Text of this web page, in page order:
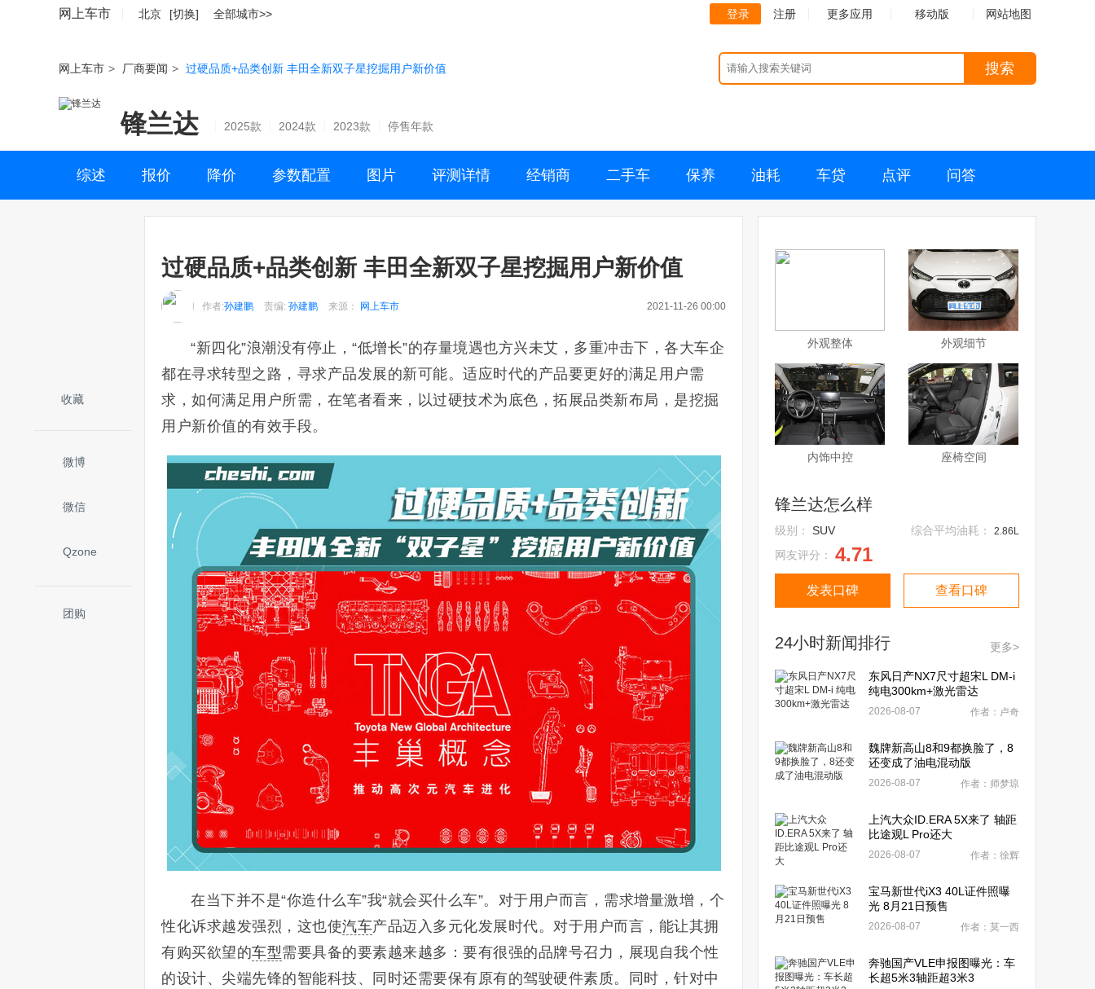
网上车市 北京 [切换] 全部城市>> 登录 注册 更多应用 移动版 网站地图
网上车市 > 厂商要闻 > 过硬品质+品类创新 丰田全新双子星挖掘用户新价值 搜索
锋兰达 2025款 2024款 2023款 停售年款
综述 报价 降价 参数配置 图片 评测详情 经销商 二手车 保养 油耗 车贷 点评 问答
收藏
微博
微信
Qzone
团购
过硬品质+品类创新 丰田全新双子星挖掘用户新价值
作者:孙建鹏 责编: 孙建鹏 来源： 网上车市 2021-11-26 00:00
“新四化”浪潮没有停止，“低增长”的存量境遇也方兴未艾，多重冲击下，各大车企
都在寻求转型之路，寻求产品发展的新可能。适应时代的产品要更好的满足用户需
求，如何满足用户所需，在笔者看来，以过硬技术为底色，拓展品类新布局，是挖掘
用户新价值的有效手段。
在当下并不是“你造什么车”我“就会买什么车”。对于用户而言，需求增量激增，个
性化诉求越发强烈，这也使汽车产品迈入多元化发展时代。对于用户而言，能让其拥
有购买欲望的车型需要具备的要素越来越多：要有很强的品牌号召力，展现自我个性
的设计、尖端先锋的智能科技、同时还需要保有原有的驾驶硬件素质。同时，针对中
外观整体 外观细节
内饰中控 座椅空间
锋兰达怎么样
级别： SUV 综合平均油耗： 2.86L
网友评分： 4.71
发表口碑 查看口碑
24小时新闻排行 更多>
东风日产NX7尺寸超宋L DM-i
纯电300km+激光雷达
2026-08-07 作者：卢奇
魏牌新高山8和9都换脸了，8
还变成了油电混动版
2026-08-07 作者：师梦琼
上汽大众ID.ERA 5X来了 轴距
比途观L Pro还大
2026-08-07 作者：徐辉
宝马新世代iX3 40L证件照曝
光 8月21日预售
2026-08-07 作者：莫一西
奔驰国产VLE申报图曝光：车
长超5米3轴距超3米3